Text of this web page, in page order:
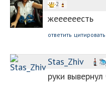
2
жеееееесть
ответить цитировать
Stas_Zhiv
руки вывернул